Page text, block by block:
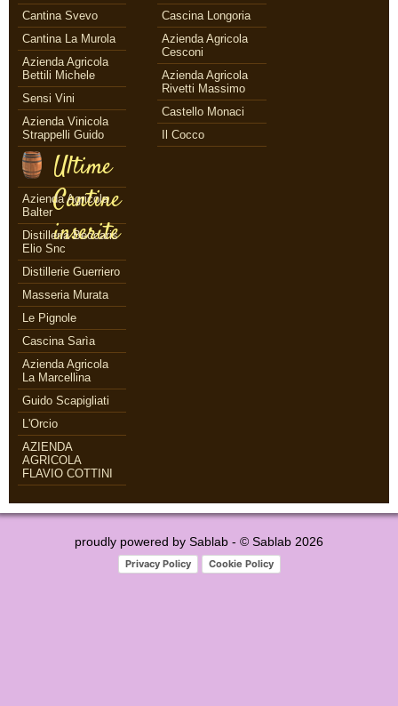
Cantina Svevo
Cantina La Murola
Azienda Agricola
Bettili Michele
Sensi Vini
Azienda Vinicola
Strappelli Guido
Cascina Longoria
Azienda Agricola
Cesconi
Azienda Agricola
Rivetti Massimo
Castello Monaci
Il Cocco
Ultime
Cantine
inserite
Azienda Agricola
Balter
Distilleria Beccaris
Elio Snc
Distillerie Guerriero
Masseria Murata
Le Pignole
Cascina Sarìa
Azienda Agricola
La Marcellina
Guido Scapigliati
L'Orcio
AZIENDA
AGRICOLA
FLAVIO COTTINI
proudly powered by Sablab - © Sablab 2026
Privacy Policy Cookie Policy